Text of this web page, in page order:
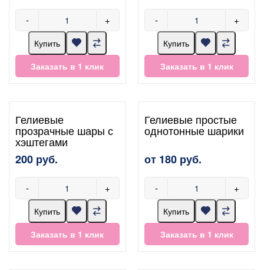
- +
Купить
Заказать в 1 клик
- +
Купить
Заказать в 1 клик
Гелиевые
прозрачные шары с
хэштегами
200 руб.
- +
Купить
Заказать в 1 клик
Гелиевые простые
однотонные шарики
от 180 руб.
- +
Купить
Заказать в 1 клик